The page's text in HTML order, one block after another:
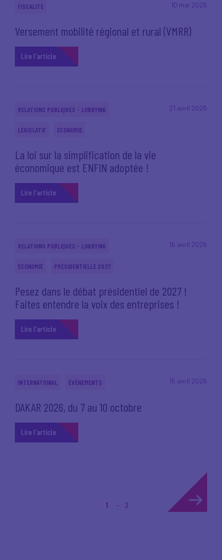
10 mai 2026
FISCALITÉ
Versement mobilité régional et rural (VMRR)
Lire l'article
21 avril 2026
RELATIONS PUBLIQUES - LOBBYING
LÉGISLATIF ÉCONOMIE
La loi sur la simplification de la vie
économique est ENFIN adoptée !
Lire l'article
16 avril 2026
RELATIONS PUBLIQUES - LOBBYING
ÉCONOMIE PRÉSIDENTIELLE 2027
Pesez dans le débat présidentiel de 2027 !
Faites entendre la voix des entreprises !
Lire l'article
15 avril 2026
INTERNATIONAL ÉVÈNEMENTS
DAKAR 2026, du 7 au 10 octobre
Lire l'article
1 2